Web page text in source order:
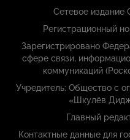
Сетевое издание
Регистрационный
Зарегистрировано
сфере связи,
коммуникаций
Учредитель: Общество с
«Шкулёв
Главный
Контактные данные для